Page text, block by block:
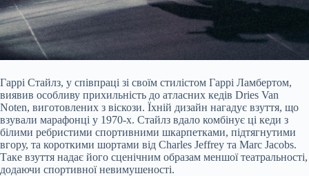
Гаррі Стайлз, у співпраці зі своїм стилістом Гаррі Ламбертом,
виявив особливу прихильність до атласних кедів Dries Van
Noten, виготовлених з віскози. Їхній дизайн нагадує взуття, що
взували марафонці у 1970-х. Стайлз вдало комбінує ці кеди з
білими ребристими спортивними шкарпетками, підтягнутими
вгору, та короткими шортами від Charles Jeffrey та Marc Jacobs.
Таке взуття надає його сценічним образам меншої театральності,
додаючи спортивної невимушеності.